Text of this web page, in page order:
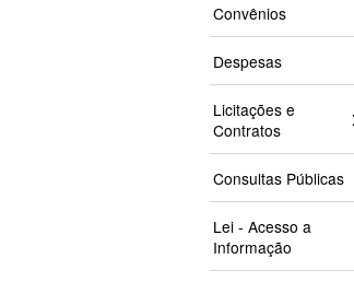
Convênios
Despesas
Licitações e
Contratos
Consultas Públicas
Lei - Acesso a
Informação